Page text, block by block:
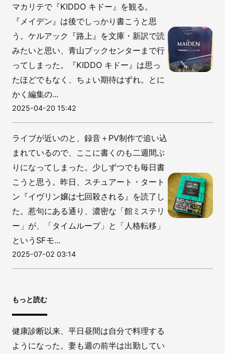
マカリテで『KIDDO キドー』を観る。
『メイデン』は後でしっかり書こうと思
う。ケルアック『路上』を文庫・新訳で読
みたいと思い、青山ブックセンターまで行
ってしまった。『KIDDO キドー』は思っ
たほどでもなく、ちょい期待はずれ。とに
かく編集の...
2025-04-20 15:42
ライブが近いのと、録音＋PV制作で追い込
まれているので、ここに書くのも二週間ぶ
りになってしまった。少しずつでも毎日書
こうと思う。昨日、スチュアート・タート
ン『イヴリン嬢は七回殺される』を読了し
た。惹句にある通り、濃密な「館ミステリ
ー」が、「タイムループ」と「人格転移」
というSFモ...
2025-07-02 03:14
もっと読む
健康診断以来、平日昼間は自分で料理する
ようになった。妻も週の前半は出勤してい